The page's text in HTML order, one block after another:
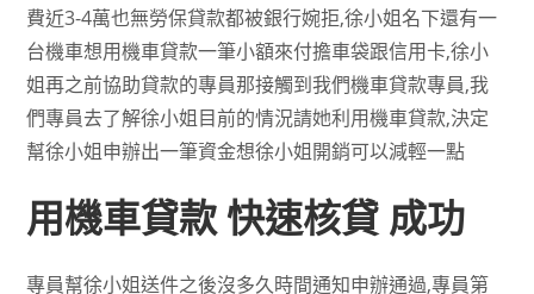
費近3-4萬也無勞保貸款都被銀行婉拒,徐小姐名下還有一
台機車想用機車貸款一筆小額來付擔車袋跟信用卡,徐小
姐再之前協助貸款的專員那接觸到我們機車貸款專員,我
們專員去了解徐小姐目前的情況請她利用機車貸款,決定
幫徐小姐申辦出一筆資金想徐小姐開銷可以減輕一點
用機車貸款 快速核貸 成功
專員幫徐小姐送件之後沒多久時間通知申辦通過,專員第